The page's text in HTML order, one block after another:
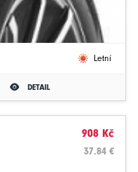
Letní
DETAIL
908 Kč
37.84 €